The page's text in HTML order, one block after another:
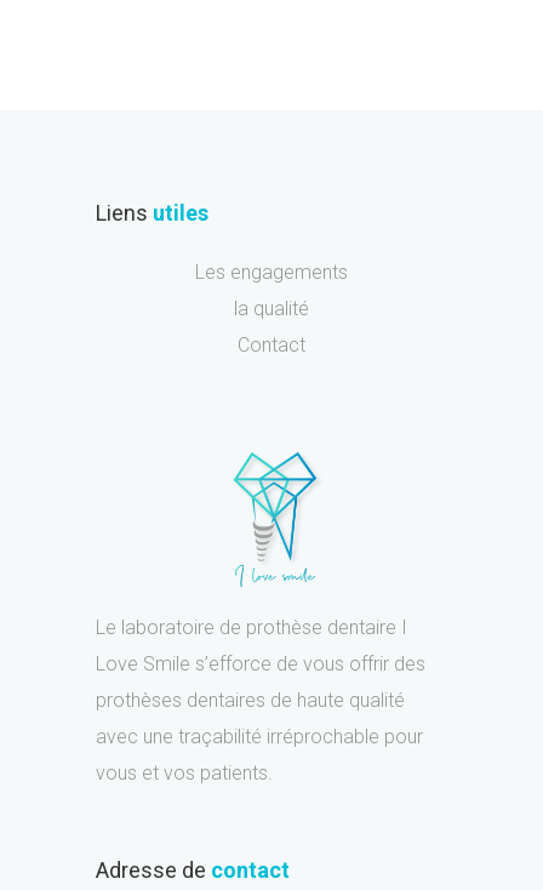
Liens utiles
Les engagements
la qualité
Contact
Le laboratoire de prothèse dentaire I
Love Smile s’efforce de vous offrir des
prothèses dentaires de haute qualité
avec une traçabilité irréprochable pour
vous et vos patients.
Adresse de contact